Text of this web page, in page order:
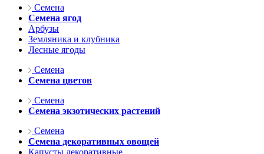
Семена
Семена ягод
Арбузы
Земляника и клубника
Лесные ягоды
Семена
Семена цветов
Семена
Семена экзотических растений
Семена
Семена декоративных овощей
Капусты декоративные